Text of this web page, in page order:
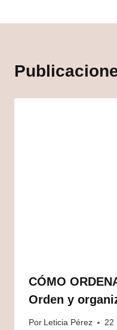
CÓMO
Orden y
Por Leticia Pérez 22